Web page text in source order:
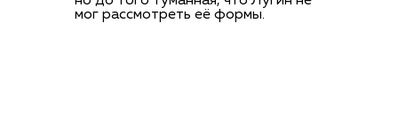
мог рассмотреть её формы.